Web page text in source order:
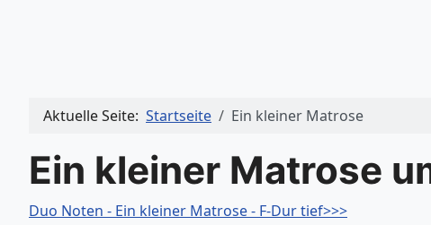
Aktuelle Seite: Startseite Ein kleiner Matrose
Ein kleiner Matrose
Duo Noten - Ein kleiner Matrose - F-Dur tief>>>